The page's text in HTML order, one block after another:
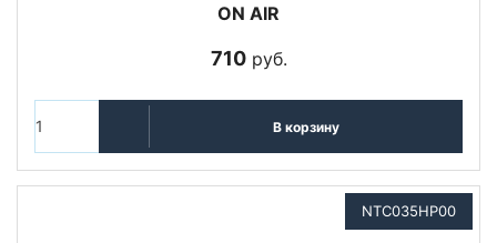
ON AIR
710руб.
В корзину
NTC035HP00